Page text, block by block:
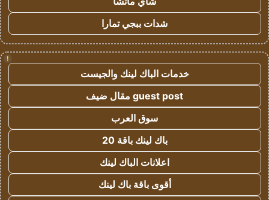
شدات ببجي تمارا
!
خدمات الباك لينك والجيست
guest post مقال ضيف
سوق العرب
باك لينك باقة 20
اعلانات الباك لينك
أقوى باقة باك لينك